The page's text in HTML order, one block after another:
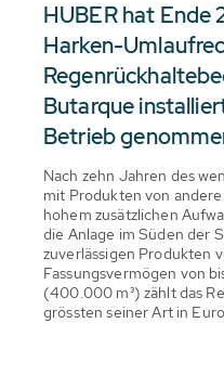
HUBER hat Ende
Harken-
Butarque
Betrieb
Nach zehn Jahren des
mit Produkten von
hohem zusätzlichen
die Anlage im Süden der
zuverlässigen Produkten
Fassungsvermögen von
(400.000 m³) zählt das
grössten seiner Art in